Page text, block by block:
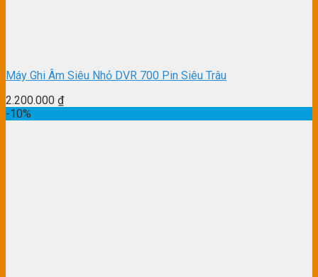
Máy Ghi Âm Siêu Nhỏ DVR 700 Pin Siêu Trâu
2.200.000 ₫
-10%